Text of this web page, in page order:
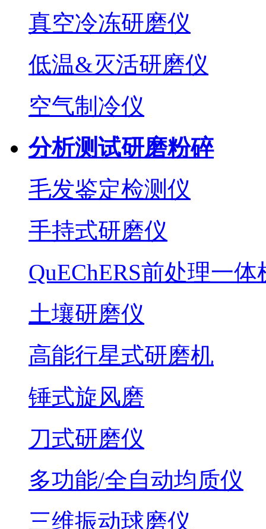
真空冷冻研磨仪
低温&灭活研磨仪
空气制冷仪
分析测试研磨粉碎
毛发鉴定检测仪
手持式研磨仪
QuEChERS前处理一体
土壤研磨仪
高能行星式研磨机
锤式旋风磨
刀式研磨仪
多功能/全自动均质仪
三维振动球磨仪